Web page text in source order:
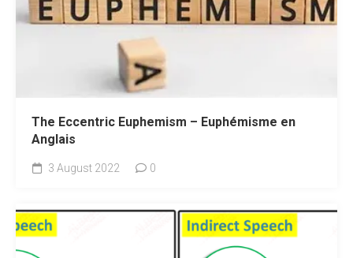
The Eccentric Euphemism – Euphémisme en
Anglais
3 August 2022 0